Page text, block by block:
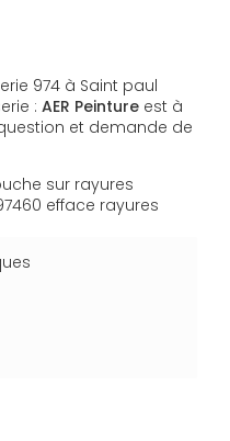
974 à Saint paul
: AER Peinture est à
et demande de
sur rayures
efface rayures